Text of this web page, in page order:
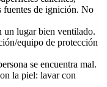
fuentes de ignición. No
un lugar bien ventilado.
equipo de protección
se encuentra mal.
la piel: lavar con